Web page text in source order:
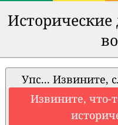
Упс... Извините,
Извините, что-